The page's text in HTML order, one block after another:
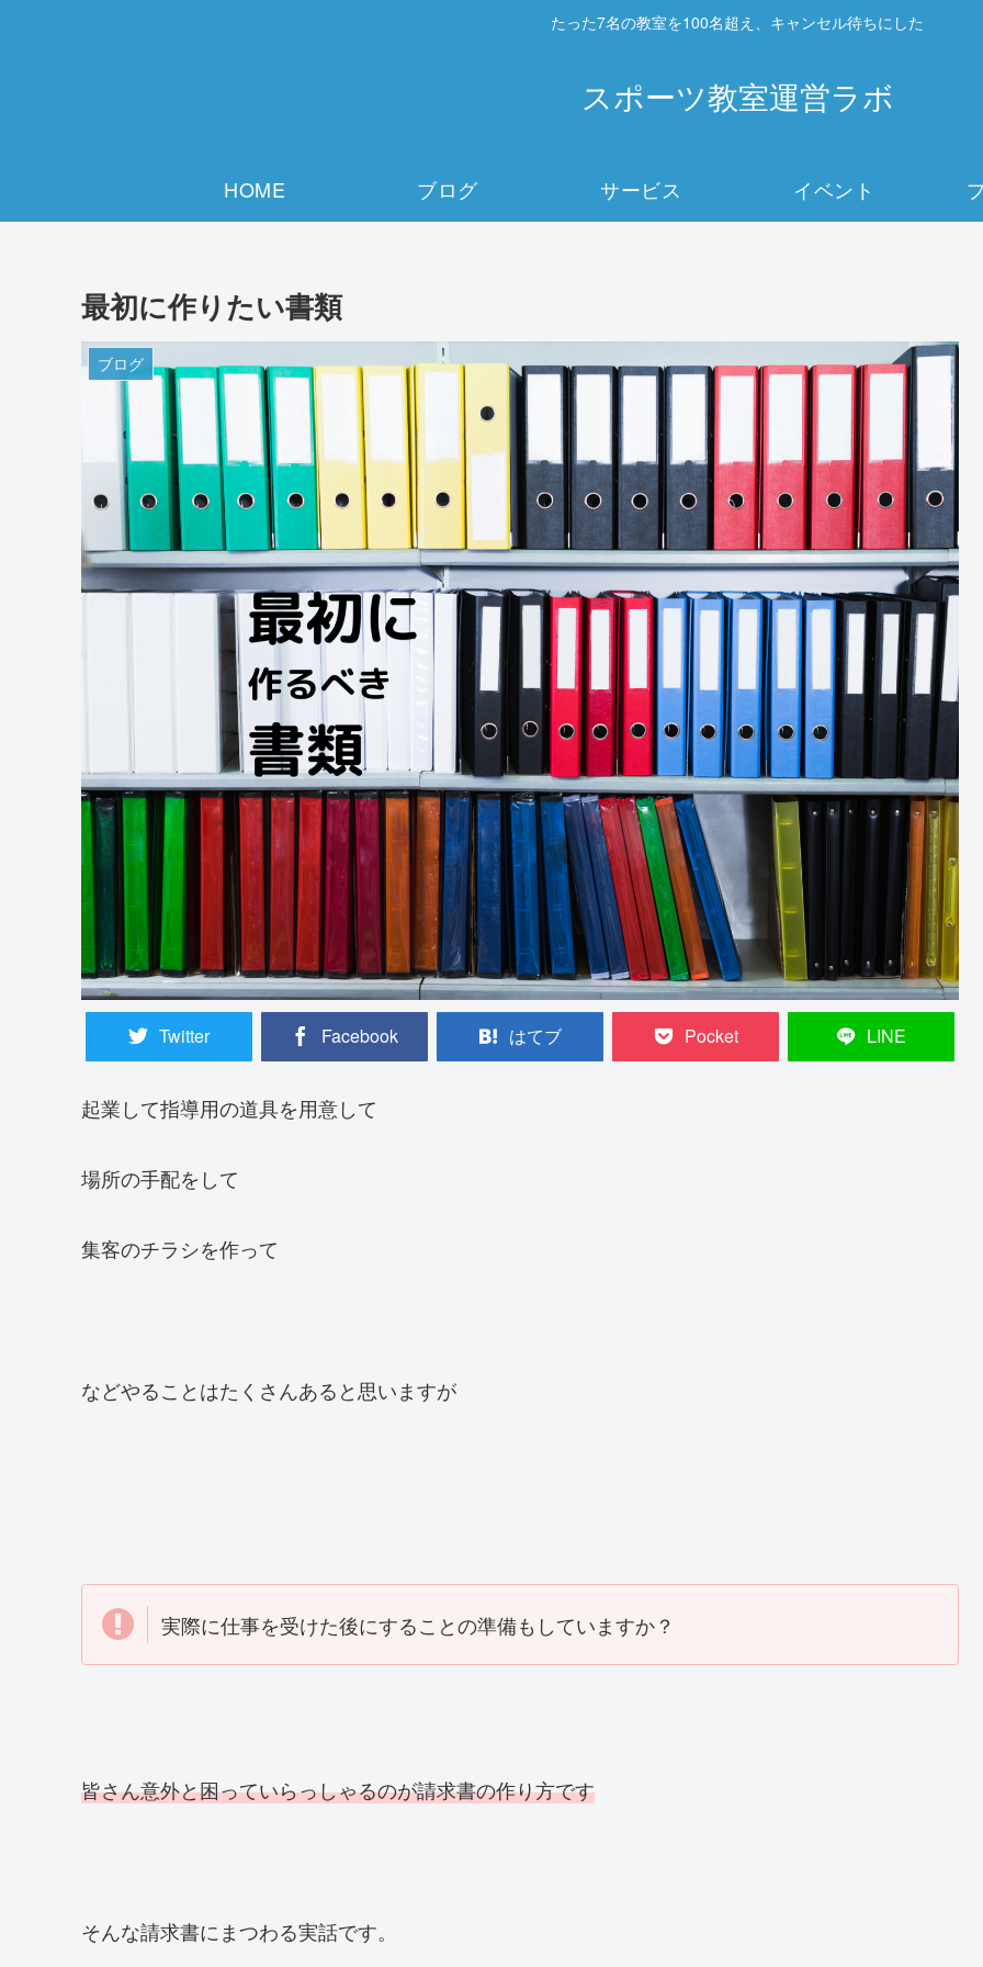
たった7名の教室を100名超え、キャンセル待ちにした
スポーツ教室運営ラボ
HOME ブログ サービス イベント
最初に作りたい書類
ブログ
Twitter Facebook はてブ Pocket LINE
起業して指導用の道具を用意して
場所の手配をして
集客のチラシを作って
などやることはたくさんあると思いますが
実際に仕事を受けた後にすることの準備もしていますか？
皆さん意外と困っていらっしゃるのが請求書の作り方です
そんな請求書にまつわる実話です。